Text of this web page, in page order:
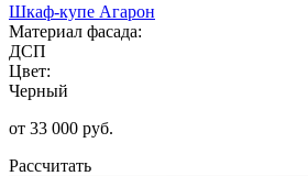
Шкаф-купе Агарон
Материал фасада:
ДСП
Цвет:
Черный
от 33 000 руб.
Рассчитать